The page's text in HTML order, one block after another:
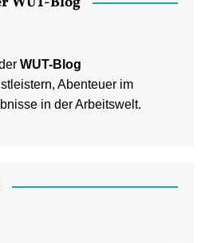
WUT-Blog
Abenteuer im
in der Arbeitswelt.